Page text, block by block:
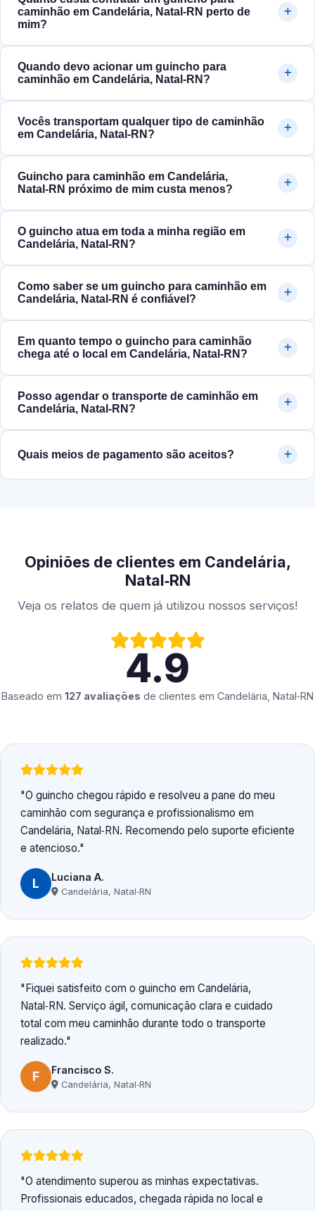
caminhão em Candelária, Natal‑RN perto de
mim?
Quando devo acionar um guincho para
caminhão em Candelária, Natal‑RN?
Vocês transportam qualquer tipo de caminhão
em Candelária, Natal‑RN?
Guincho para caminhão em Candelária,
Natal‑RN próximo de mim custa menos?
O guincho atua em toda a minha região em
Candelária, Natal‑RN?
Como saber se um guincho para caminhão em
Candelária, Natal‑RN é confiável?
Em quanto tempo o guincho para caminhão
chega até o local em Candelária, Natal‑RN?
Posso agendar o transporte de caminhão em
Candelária, Natal‑RN?
Quais meios de pagamento são aceitos?
Opiniões de clientes em Candelária,
Natal‑RN
Veja os relatos de quem já utilizou nossos serviços!
4.9
Baseado em 127 avaliações de clientes em Candelária, Natal‑RN
O guincho chegou rápido e resolveu a pane do meu
caminhão com segurança e profissionalismo em
Candelária, Natal‑RN. Recomendo pelo suporte eficiente
e atencioso.
L Luciana A.
Candelária, Natal‑RN
Fiquei satisfeito com o guincho em Candelária,
Natal‑RN. Serviço ágil, comunicação clara e cuidado
total com meu caminhão durante todo o transporte
realizado.
F Francisco S.
Candelária, Natal‑RN
O atendimento superou as minhas expectativas.
Profissionais educados, chegada rápida no local e